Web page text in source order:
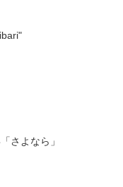
さよなら」